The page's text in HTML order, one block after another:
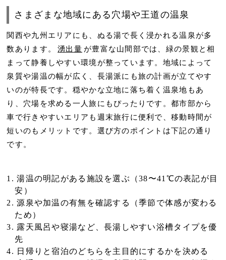
さまざまな地域にある穴場や王道の温泉
関西や九州エリアにも、ぬる湯で長く浸かれる温泉が多
数あります。
湧出量 が豊富な山間部では、緑の景観と相
まって静養しやすい環境が整っています。地域によって
泉質や湯温の幅が広く、 長湯派にも旅の計画が立てやす
いのが特長です。穏やかな立地に落ち着く温泉地もあ
り、穴場を求める一人旅にもぴったりです。都市部から
車で行きやすいエリアも週末旅行に便利で、移動時間が
短いのもメリットです。選び方のポイントは下記の通り
です。
湯温の明記がある施設を選ぶ（38〜41℃の表記が目
安）
源泉や加温の有無を確認する（季節で体感が変わる
ため）
露天風呂や寝湯など、長湯しやすい浴槽タイプを優
先
日帰り と宿泊のどちらを主目的にするかを決める